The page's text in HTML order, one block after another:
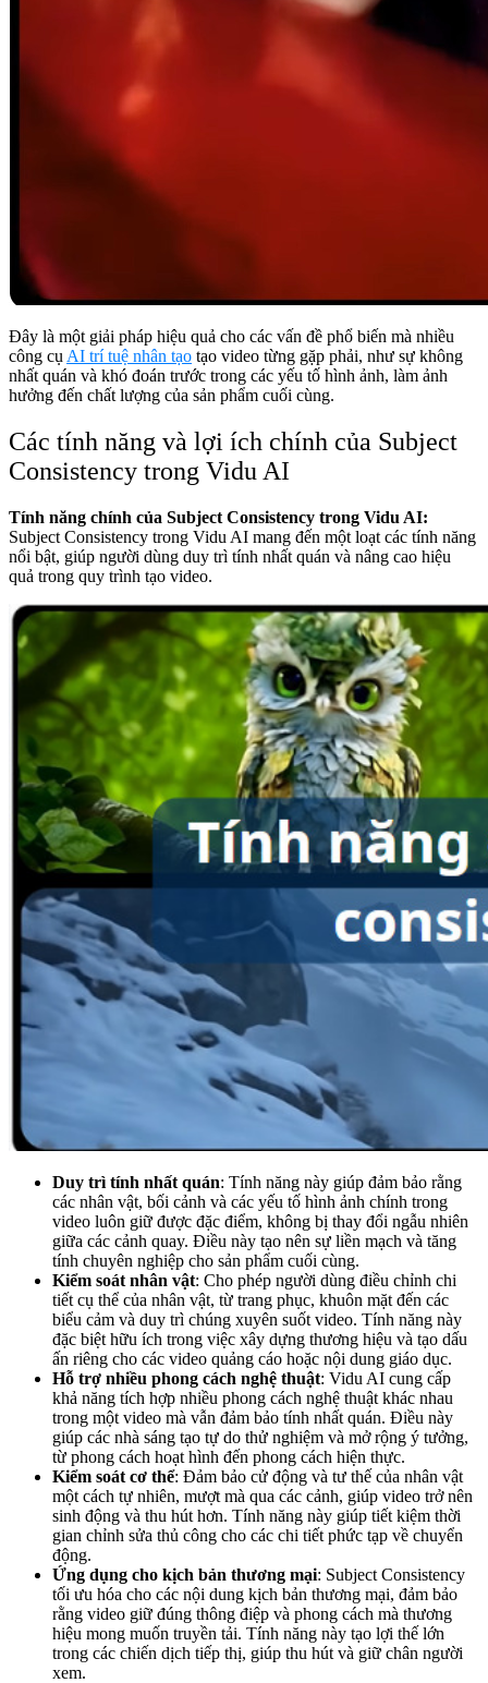
Đây là một giải pháp hiệu quả cho các vấn đề phổ biến mà nhiều
công cụ AI trí tuệ nhân tạo tạo video từng gặp phải, như sự không
nhất quán và khó đoán trước trong các yếu tố hình ảnh, làm ảnh
hưởng đến chất lượng của sản phẩm cuối cùng.
Các tính năng và lợi ích chính của Subject
Consistency trong Vidu AI
Tính năng chính của Subject Consistency trong Vidu AI:
Subject Consistency trong Vidu AI mang đến một loạt các tính năng
nổi bật, giúp người dùng duy trì tính nhất quán và nâng cao hiệu
quả trong quy trình tạo video.
Duy trì tính nhất quán: Tính năng này giúp đảm bảo rằng
các nhân vật, bối cảnh và các yếu tố hình ảnh chính trong
video luôn giữ được đặc điểm, không bị thay đổi ngẫu nhiên
giữa các cảnh quay. Điều này tạo nên sự liền mạch và tăng
tính chuyên nghiệp cho sản phẩm cuối cùng.
Kiểm soát nhân vật: Cho phép người dùng điều chỉnh chi
tiết cụ thể của nhân vật, từ trang phục, khuôn mặt đến các
biểu cảm và duy trì chúng xuyên suốt video. Tính năng này
đặc biệt hữu ích trong việc xây dựng thương hiệu và tạo dấu
ấn riêng cho các video quảng cáo hoặc nội dung giáo dục.
Hỗ trợ nhiều phong cách nghệ thuật: Vidu AI cung cấp
khả năng tích hợp nhiều phong cách nghệ thuật khác nhau
trong một video mà vẫn đảm bảo tính nhất quán. Điều này
giúp các nhà sáng tạo tự do thử nghiệm và mở rộng ý tưởng,
từ phong cách hoạt hình đến phong cách hiện thực.
Kiểm soát cơ thể: Đảm bảo cử động và tư thế của nhân vật
một cách tự nhiên, mượt mà qua các cảnh, giúp video trở nên
sinh động và thu hút hơn. Tính năng này giúp tiết kiệm thời
gian chỉnh sửa thủ công cho các chi tiết phức tạp về chuyển
động.
Ứng dụng cho kịch bản thương mại: Subject Consistency
tối ưu hóa cho các nội dung kịch bản thương mại, đảm bảo
rằng video giữ đúng thông điệp và phong cách mà thương
hiệu mong muốn truyền tải. Tính năng này tạo lợi thế lớn
trong các chiến dịch tiếp thị, giúp thu hút và giữ chân người
xem.